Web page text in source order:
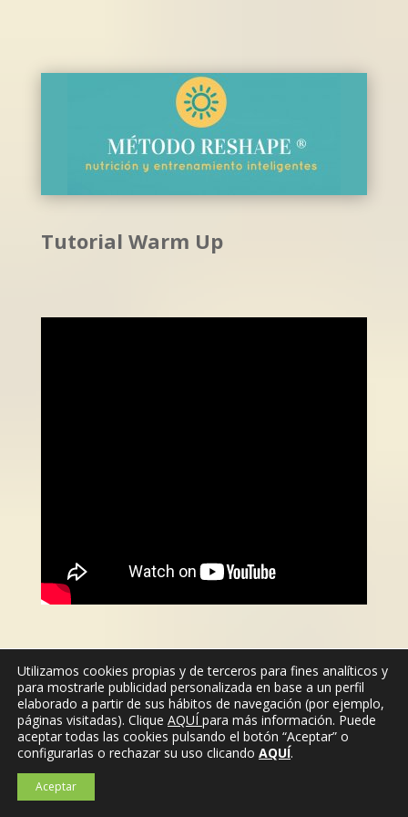
Tutorial Warm Up
Utilizamos cookies propias y de terceros para fines analíticos y
para mostrarle publicidad personalizada en base a un perfil
elaborado a partir de sus hábitos de navegación (por ejemplo,
páginas visitadas). Clique AQUÍ para más información. Puede
aceptar todas las cookies pulsando el botón “Aceptar” o
configurarlas o rechazar su uso clicando AQUÍ.
Aceptar